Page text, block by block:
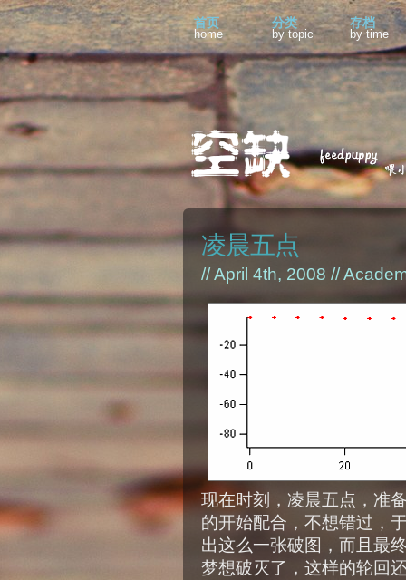
首页
home
分类
by topic
存档
by time
凌晨五点
// April 4th, 2008 //
现在时刻，凌晨五点，准
的开始配合，不想错过，
出这么一张破图，而且最
梦想破灭了，这样的轮回